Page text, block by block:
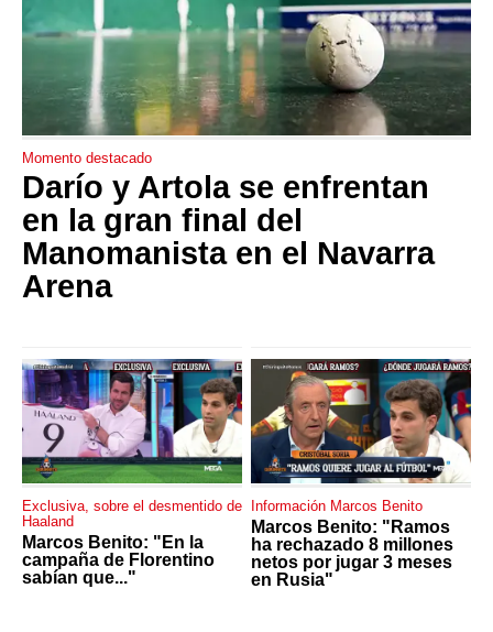
Momento destacado
Darío y Artola se enfrentan
en la gran final del
Manomanista en el Navarra
Arena
Exclusiva, sobre el desmentido de
Haaland
Marcos Benito: "En la
campaña de Florentino
sabían que..."
Información Marcos Benito
Marcos Benito: "Ramos
ha rechazado 8 millones
netos por jugar 3 meses
en Rusia"